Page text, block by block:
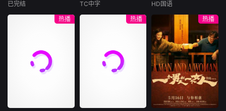
许雁真，意外与身
陷危局的融汇银行
总账姜心羽产生交
已完结
（休·杰克曼饰）最
爱给羊群读侦探小
说，没想到自己有
TC中字
李蔓瑄
穷途末路的天才少
年刘全龙（彭昱畅
饰），被偏执富家
公子陈伦（丁禹兮
饰）选中，被迫踏
入一场为他量身打
造的“换命游戏”。
豪华别墅、名车名
HD国语
热播
热播 热播